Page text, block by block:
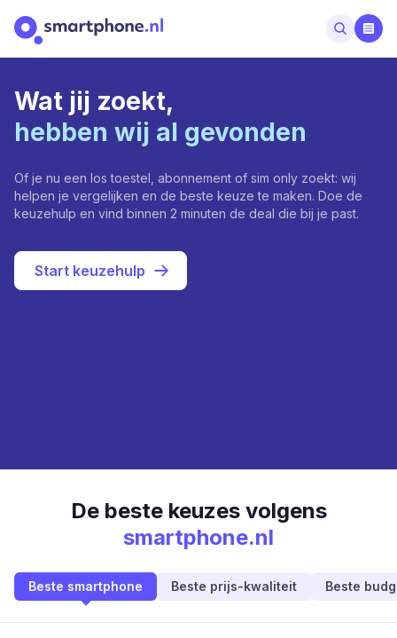
Wat jij zoekt,
hebben wij al gevonden
Of je nu een los toestel, abonnement of sim only zoekt: wij
helpen je vergelijken en de beste keuze te maken. Doe de
keuzehulp en vind binnen 2 minuten de deal die bij je past.
Start keuzehulp
De beste keuzes volgens
smartphone.nl
Beste smartphone Beste prijs-kwaliteit Beste